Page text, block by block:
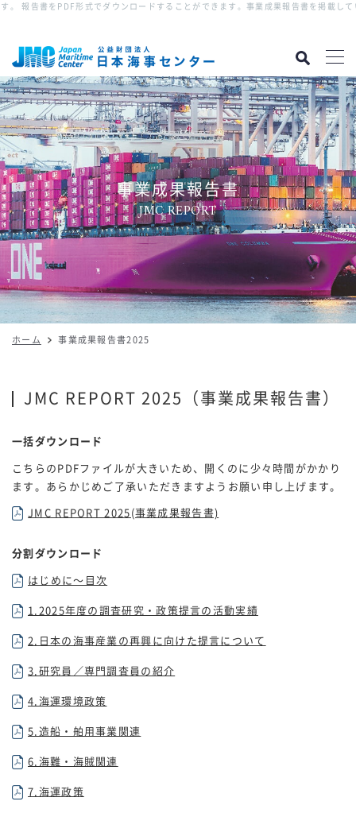
報告書をPDF形式でダウンロードすることができます。 事業成果報告書を掲載し
事業成果報告書
JMC REPORT
ホーム 事業成果報告書2025
JMC REPORT 2025（事業成果報告書）
一括ダウンロード
こちらのPDFファイルが大きいため、開くのに少々時間がかかり
ます。あらかじめご了承いただきますようお願い申し上げます。
JMC REPORT 2025(事業成果報告書)
分割ダウンロード
はじめに～目次
1.2025年度の調査研究・政策提言の活動実績
2.日本の海事産業の再興に向けた提言について
3.研究員／専門調査員の紹介
4.海運環境政策
5.造船・舶用事業関連
6.海難・海賊関連
7.海運政策